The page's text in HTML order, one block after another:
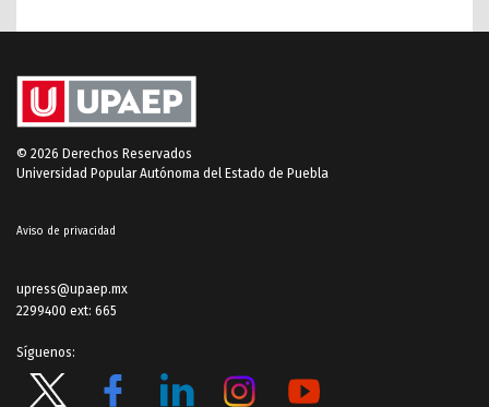
© 2026 Derechos Reservados
Universidad Popular Autónoma del Estado de Puebla
Aviso de privacidad
upress@upaep.mx
2299400 ext: 665
Síguenos: